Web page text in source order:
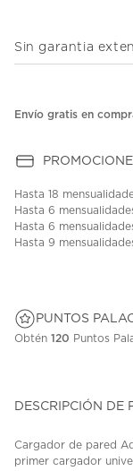
Sin garantia
Envío gratis en
Hasta 18
Hasta 6
Hasta 6
Hasta 9
PUNTOS
Obtén 120 Puntos
DESCRIPCIÓN DE
Cargador de pared
primer cargador